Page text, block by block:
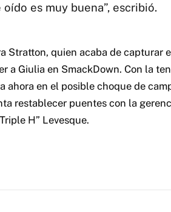
es muy buena”, escribió.
Stratton, quien acaba de capturar
a Giulia en SmackDown. Con la
en el posible choque de
restablecer puentes con la
H” Levesque.